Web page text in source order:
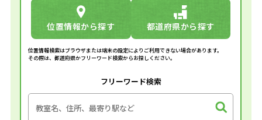
位置情報から探す 都道府県から探す
位置情報検索はブラウザまたは端末の設定によりご利用できない場合があります。
その際は、都道府県かフリーワード検索からお探しください。
フリーワード検索